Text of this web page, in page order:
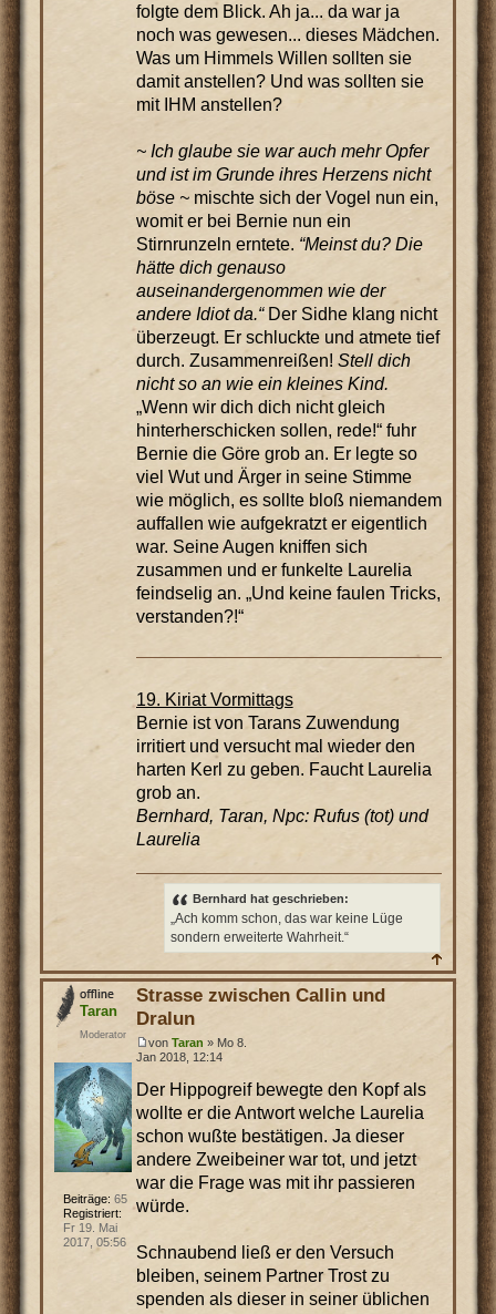
folgte dem Blick. Ah ja... da war ja
noch was gewesen... dieses Mädchen.
Was um Himmels Willen sollten sie
damit anstellen? Und was sollten sie
mit IHM anstellen?
~ Ich glaube sie war auch mehr Opfer
und ist im Grunde ihres Herzens nicht
böse ~ mischte sich der Vogel nun ein,
womit er bei Bernie nun ein
Stirnrunzeln erntete. “Meinst du? Die
hätte dich genauso
auseinandergenommen wie der
andere Idiot da.“Der Sidhe klang nicht
überzeugt. Er schluckte und atmete tief
durch. Zusammenreißen! Stell dich
nicht so an wie ein kleines Kind.
„Wenn wir dich dich nicht gleich
hinterherschicken sollen, rede!“ fuhr
Bernie die Göre grob an. Er legte so
viel Wut und Ärger in seine Stimme
wie möglich, es sollte bloß niemandem
auffallen wie aufgekratzt er eigentlich
war. Seine Augen kniffen sich
zusammen und er funkelte Laurelia
feindselig an. „Und keine faulen Tricks,
verstanden?!“
19. Kiriat Vormittags
Bernie ist von Tarans Zuwendung
irritiert und versucht mal wieder den
harten Kerl zu geben. Faucht Laurelia
grob an.
Bernhard, Taran, Npc: Rufus (tot) und
Laurelia
Bernhard hat geschrieben:
„Ach komm schon, das war keine Lüge
sondern erweiterte Wahrheit.“
Strasse zwischen Callin und
Dralun
von Taran » Mo 8.
Jan 2018, 12:14
Der Hippogreif bewegte den Kopf als
wollte er die Antwort welche Laurelia
schon wußte bestätigen. Ja dieser
andere Zweibeiner war tot, und jetzt
war die Frage was mit ihr passieren
würde.
Schnaubend ließ er den Versuch
bleiben, seinem Partner Trost zu
spenden als dieser in seiner üblichen
Taran
Moderator
Beiträge: 65
Registriert:
Fr 19. Mai
2017, 05:56